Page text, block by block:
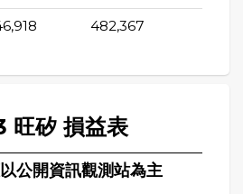
482,367
旺矽 損益表
公開資訊觀測站為主